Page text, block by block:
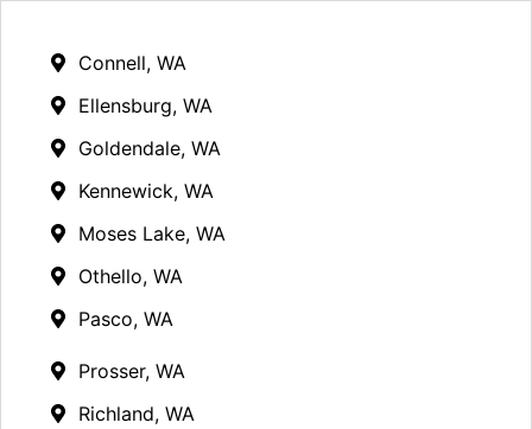
Connell, WA
Ellensburg, WA
Goldendale, WA
Kennewick, WA
Moses Lake, WA
Othello, WA
Pasco, WA
Prosser, WA
Richland, WA